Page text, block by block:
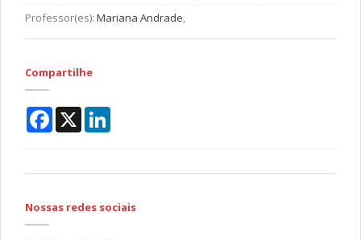
Professor(es): Mariana Andrade,
Compartilhe
Facebook
X
Nossas redes sociais